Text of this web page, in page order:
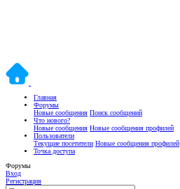
Главная
Форумы
Новые сообщения Поиск сообщений
Что нового?
Новые сообщения Новые сообщения профилей
Пользователи
Текущие посетители Новые сообщения профилей
Точка доступа
Форумы
Вход
Регистрация